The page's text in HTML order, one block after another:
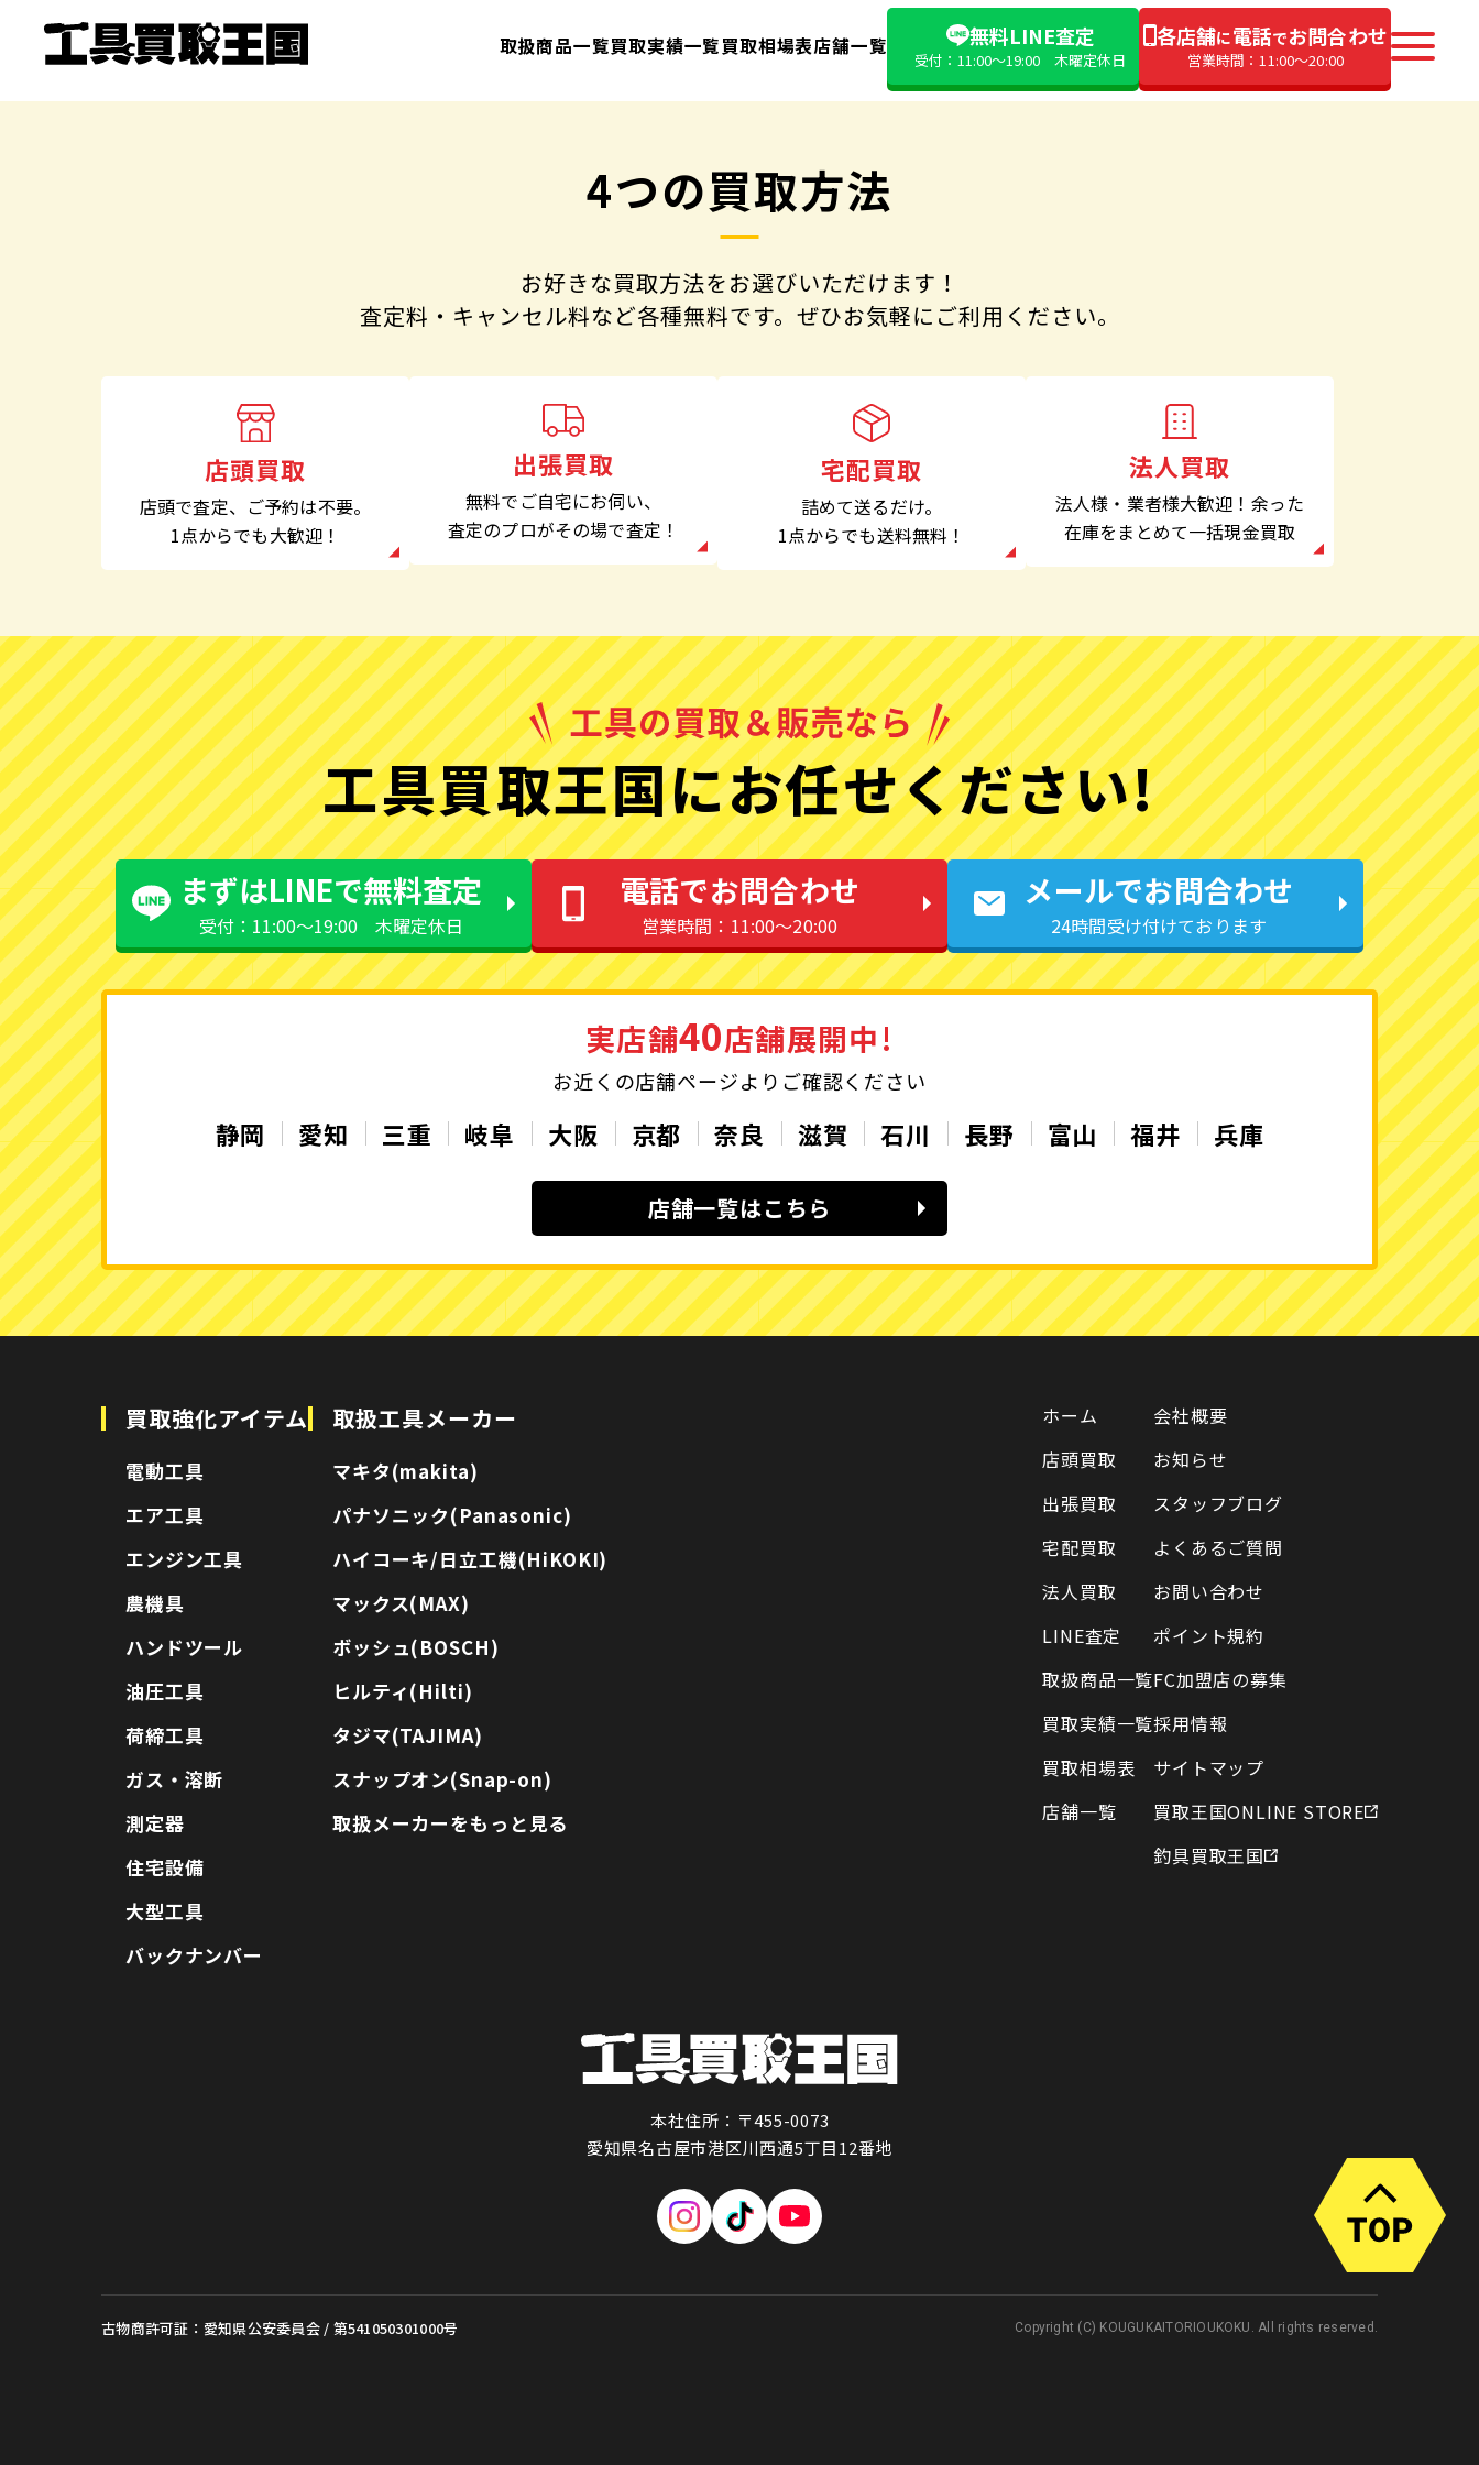
取扱商品一覧買取実績一覧買取相場表店舗一覧 無料LINE査定
受付：11:00〜19:00 木曜定休日
各店舗に電話でお問合わせ
営業時間：11:00〜20:00
4つの買取方法
お好きな買取方法をお選びいただけます！
査定料・キャンセル料など各種無料です。 ぜひお気軽にご利用ください。
店頭買取
店頭で査定、 ご予約は不要。
1点からでも大歓迎！
出張買取
無料でご自宅にお伺い、
査定のプロがその場で査定！
宅配買取
詰めて送るだけ。
1点からでも送料無料！
法人買取
法人様・業者様大歓迎！余った
在庫をまとめて一括現金買取
工具買取王国にお任せください!
まずはLINEで無料査定
受付：11:00〜19:00 木曜定休日
電話でお問合わせ
営業時間：11:00〜20:00
メールでお問合わせ
24時間受け付けております
実店舗40店舗展開中!
お近くの店舗ページよりご確認ください
静岡 愛知 三重 岐阜 大阪 京都 奈良 滋賀 石川 長野 富山 福井 兵庫
店舗一覧はこちら
買取強化アイテム
電動工具
エア工具
エンジン工具
農機具
ハンドツール
油圧工具
荷締工具
ガス・溶断
測定器
住宅設備
大型工具
バックナンバー
取扱工具メーカー
マキタ(makita)
パナソニック(Panasonic)
ハイコーキ/日立工機(HiKOKI)
マックス(MAX)
ボッシュ(BOSCH)
ヒルティ(Hilti)
タジマ(TAJIMA)
スナップオン(Snap-on)
取扱メーカーをもっと見る
ホーム
店頭買取
出張買取
宅配買取
法人買取
LINE査定
取扱商品一覧
買取実績一覧
買取相場表
店舗一覧
会社概要
お知らせ
スタッフブログ
よくあるご質問
お問い合わせ
ポイント規約
FC加盟店の募集
採用情報
サイトマップ
買取王国ONLINE STORE
釣具買取王国
本社住所：〒455-0073
愛知県名古屋市港区川西通5丁目12番地
古物商許可証：愛知県公安委員会 / 第541050301000号 Copyright (C) KOUGUKAITORIOUKOKU. All rights reserved.